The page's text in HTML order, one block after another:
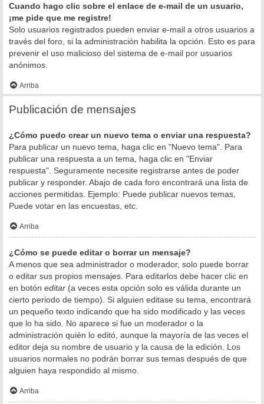
Cuando hago clic sobre el enlace de e-mail de un usuario,
¡me pide que me registre!
Solo usuarios registrados pueden enviar e-mail a otros usuarios a
través del foro, si la administración habilita la opción. Esto es para
prevenir el uso malicioso del sistema de e-mail por usuarios
anónimos.
Arriba
Publicación de mensajes
¿Cómo puedo crear un nuevo tema o enviar una respuesta?
Para publicar un nuevo tema, haga clic en "Nuevo tema". Para
publicar una respuesta a un tema, haga clic en "Enviar
respuesta". Seguramente necesite registrarse antes de poder
publicar y responder. Abajo de cada foro encontrará una lista de
acciones permitidas. Ejemplo: Puede publicar nuevos temas,
Puede votar en las encuestas, etc.
Arriba
¿Cómo se puede editar o borrar un mensaje?
A menos que sea administrador o moderador, solo puede borrar
o editar sus propios mensajes. Para editarlos debe hacer clic en
en botón editar (a veces esta opción solo es válida durante un
cierto periodo de tiempo). Si alguien editase su tema, encontrará
un pequeño texto indicando que ha sido modificado y las veces
que lo ha sido. No aparece si fue un moderador o la
administración quién lo editó, aunque la mayoría de las veces el
editor deja su nombre de usuario y la causa de la edición. Los
usuarios normales no podrán borrar sus temas después de que
alguien haya respondido al mismo.
Arriba